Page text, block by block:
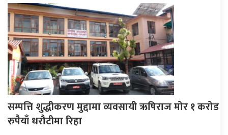
सम्पत्ति शुद्धीकरण मुद्दामा व्यवसायी ऋषिराज मोर १ करोड
रुपैयाँ धरौटीमा रिहा